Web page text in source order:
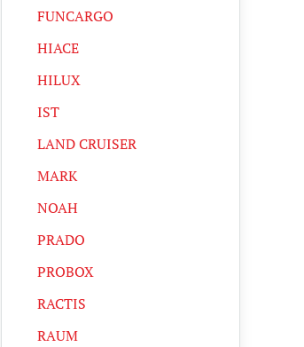
FUNCARGO
HIACE
HILUX
IST
LAND CRUISER
MARK
NOAH
PRADO
PROBOX
RACTIS
RAUM